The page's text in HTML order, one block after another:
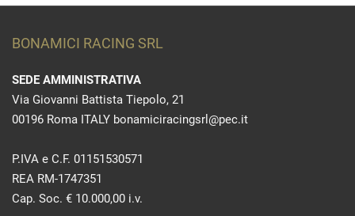
BONAMICI RACING SRL
SEDE AMMINISTRATIVA
Via Giovanni Battista Tiepolo, 21
00196 Roma ITALY bonamiciracingsrl@pec.it
P.IVA e C.F. 01151530571
REA RM-1747351
Cap. Soc. € 10.000,00 i.v.